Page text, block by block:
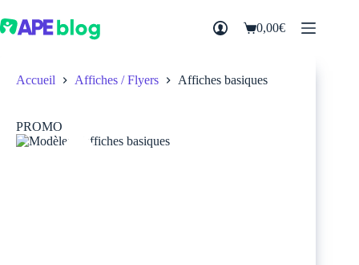
au
contenu
Panier
0,00€
Accueil Affiches / Flyers Affiches basiques
PROMO